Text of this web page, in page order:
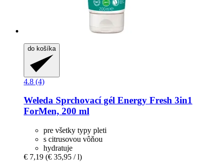
do košíka
4.8 (4)
Weleda Sprchovací gél Energy Fresh 3in1
ForMen, 200 ml
pre všetky typy pleti
s citrusovou vôňou
hydratuje
€ 7,19 (€ 35,95 / l)